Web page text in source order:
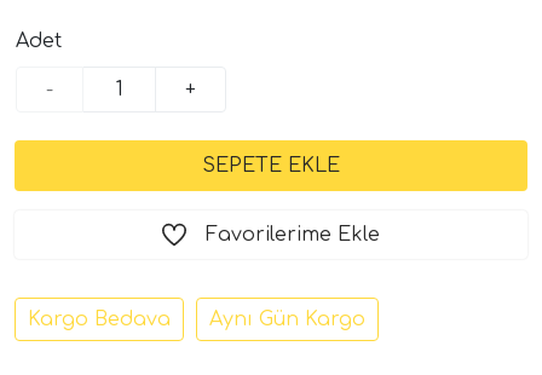
Modelleri
Setleri)
Adet
- +
Favorilerime Ekle
Kargo Bedava Aynı Gün Kargo